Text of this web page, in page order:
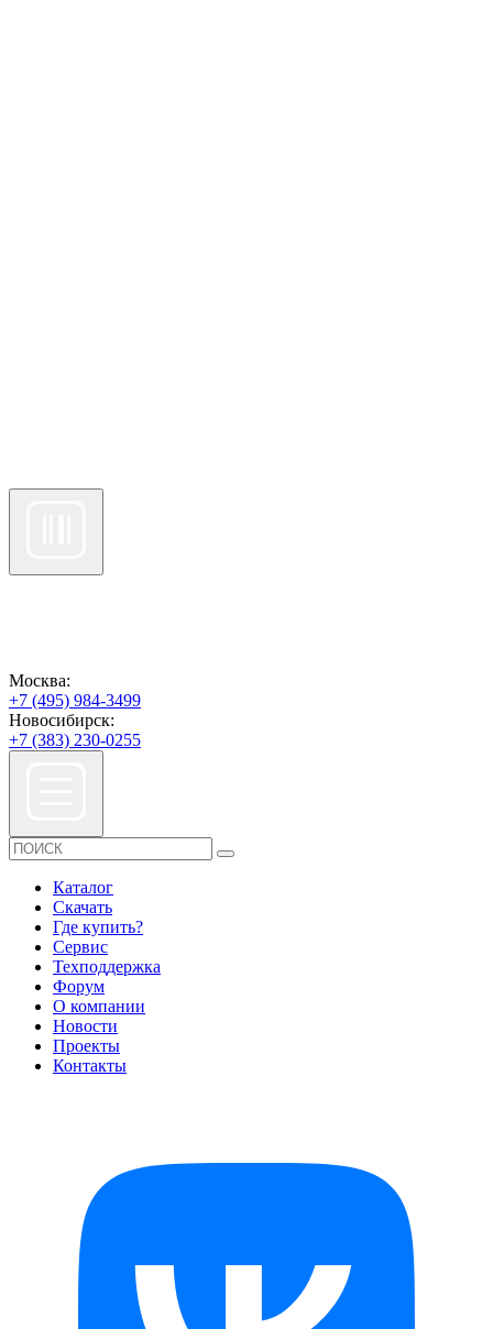
Москва:
+7 (495) 984-3499
Новосибирск:
+7 (383) 230-0255
Каталог
Скачать
Где купить?
Сервис
Техподдержка
Форум
О компании
Новости
Проекты
Контакты